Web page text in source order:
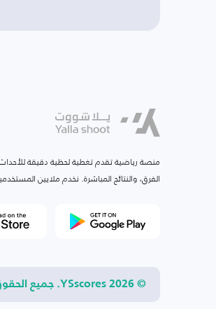
منصة رياضية تقدم تغطية لحظية دقيقة
الفرق، والنتائج المباشرة. نخدم ملايين
© 2026 YSscores. جميع الحقوق محفوظة.